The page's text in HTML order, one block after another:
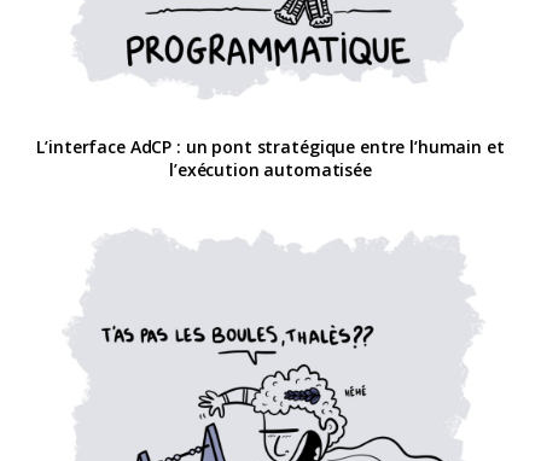
L’interface AdCP : un pont stratégique entre l’humain et
l’exécution automatisée